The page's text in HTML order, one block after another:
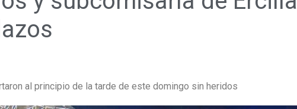
al principio de la tarde de este domingo sin heridos